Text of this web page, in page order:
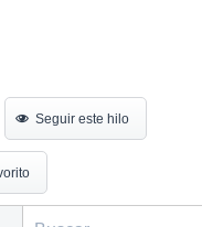
Seguir este hilo